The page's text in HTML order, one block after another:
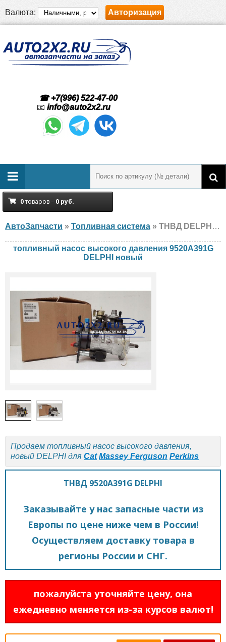
Валюта: Авторизация
☎ +7(996) 522-47-00
📧 info@auto2x2.ru
0товаров – 0 руб.
АвтоЗапчасти » Топливная система » ТНВД DELPHI 9520A391G Cat, Massey Ferguson, Perkins, новый
топливный насос высокого давления 9520A391G
DELPHI новый
Продаем топливный насос высокого давления,
новый DELPHI для Cat Massey Ferguson Perkins
ТНВД 9520A391G DELPHI
Заказывайте у нас запасные части из
Европы по цене ниже чем в России!
Осуществляем доставку товара в
регионы России и СНГ.
пожалуйста уточняйте цену, она
ежедневно меняется из-за курсов валют!